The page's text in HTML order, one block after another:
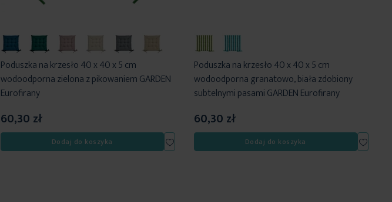
Poduszka na krzesło 40 x 40 x 5 cm
wodoodporna zielona z pikowaniem GARDEN
Eurofirany
60,30 zł
Dodaj do koszyka
Dodaj
do
Poduszka na krzesło 40 x 40 x 5 cm
wodoodporna granatowo, biała zdobiony
subtelnymi pasami GARDEN Eurofirany
60,30 zł
Dodaj do koszyka
Dodaj
do